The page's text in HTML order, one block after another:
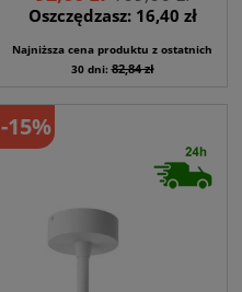
Oszczędzasz: 16,40 zł
Najniższa cena produktu z ostatnich
30 dni:82,84 zł
-15%